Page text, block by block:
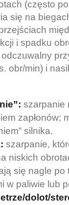
(często
się na
i spadku
obr/min) i
szarpanie
zapłonów;
silnika.
szarpanie,
niskich
się nagle po
w paliwie lub
dolot/